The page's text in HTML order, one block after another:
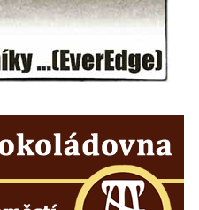
v parku
Duchcově